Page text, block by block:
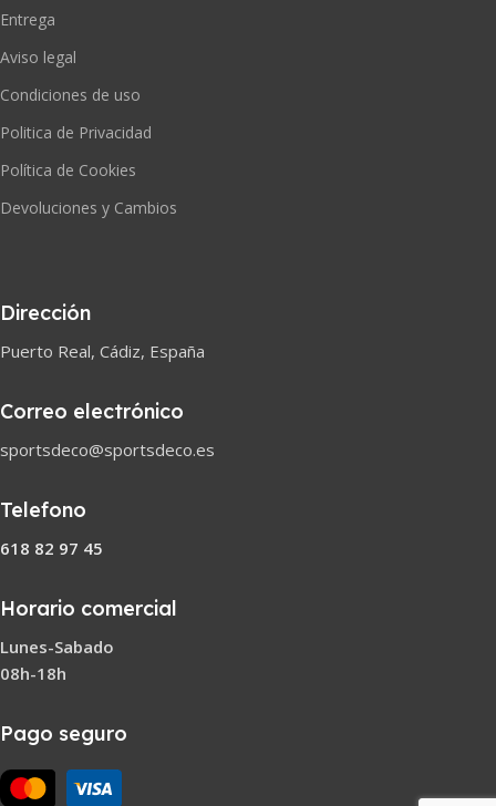
Entrega
Aviso legal
Condiciones de uso
Politica de Privacidad
Política de Cookies
Devoluciones y Cambios
Dirección
Puerto Real, Cádiz, España
Correo electrónico
sportsdeco@sportsdeco.es
Telefono
618 82 97 45
Horario comercial
Lunes-Sabado
08h-18h
Pago seguro